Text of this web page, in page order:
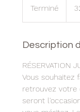
Terminé
e
m
n
é
Description
RÉSERVATION
Vous souhaitez
retrouvez votre
seront